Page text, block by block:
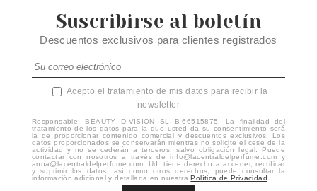
Suscribirse al boletín
Descuentos exclusivos para clientes registrados
Acepto el tratamiento de mis datos para recibir la
newsletter
Responsable: BEAUTY DIVISION SL B-66515875. La finalidad del
tratamiento de los datos para la que usted da su consentimiento será
la de proporcionar contenido comercial y descuentos exclusivos. Los
datos proporcionados se conservarán mientras no solicite el cese de la
actividad y no se cederán a terceros, salvo obligación legal. Puede
contactar con nosotros a través de info@lacentraldelperfume.com y
anna@lacentraldelperfume.com. Ud. tiene derecho a acceder, rectificar
y suprimir los datos, así como otros derechos, puede consultar la
información adicional y detallada en nuestraPolítica de Privacidad